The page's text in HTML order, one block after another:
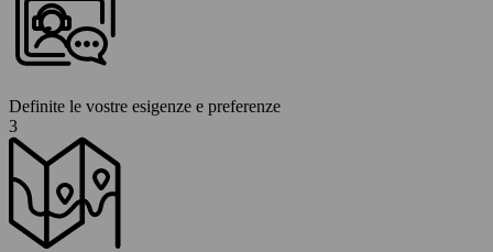
Definite le vostre esigenze e preferenze
3